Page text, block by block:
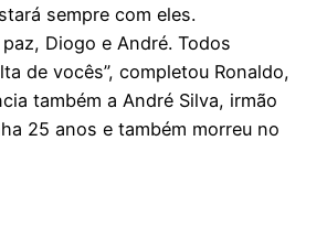
sempre com eles.
Diogo e André. Todos
de vocês”, completou Ronaldo,
também a André Silva, irmão
25 anos e também morreu no